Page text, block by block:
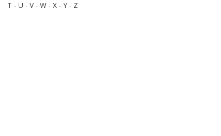
T - U - V- W - X - Y - Z